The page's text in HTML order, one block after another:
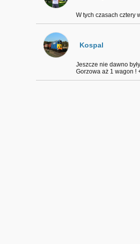
W tych czasach cztery
Kospal
Jeszcze nie dawno
Gorzowa aż 1 wagon !